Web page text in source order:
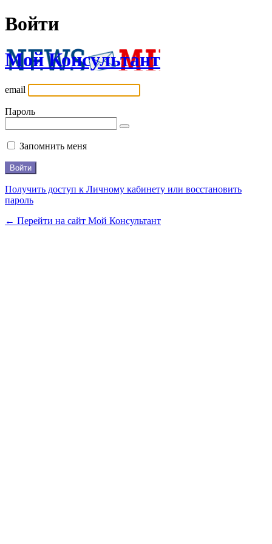
Войти
Мой Консультант
email
Пароль
Запомнить меня
Получить доступ к Личному кабинету или восстановить
пароль
← Перейти на сайт Мой Консультант